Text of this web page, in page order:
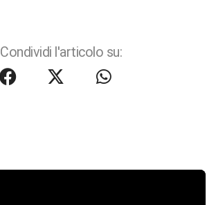
Condividi l'articolo su: